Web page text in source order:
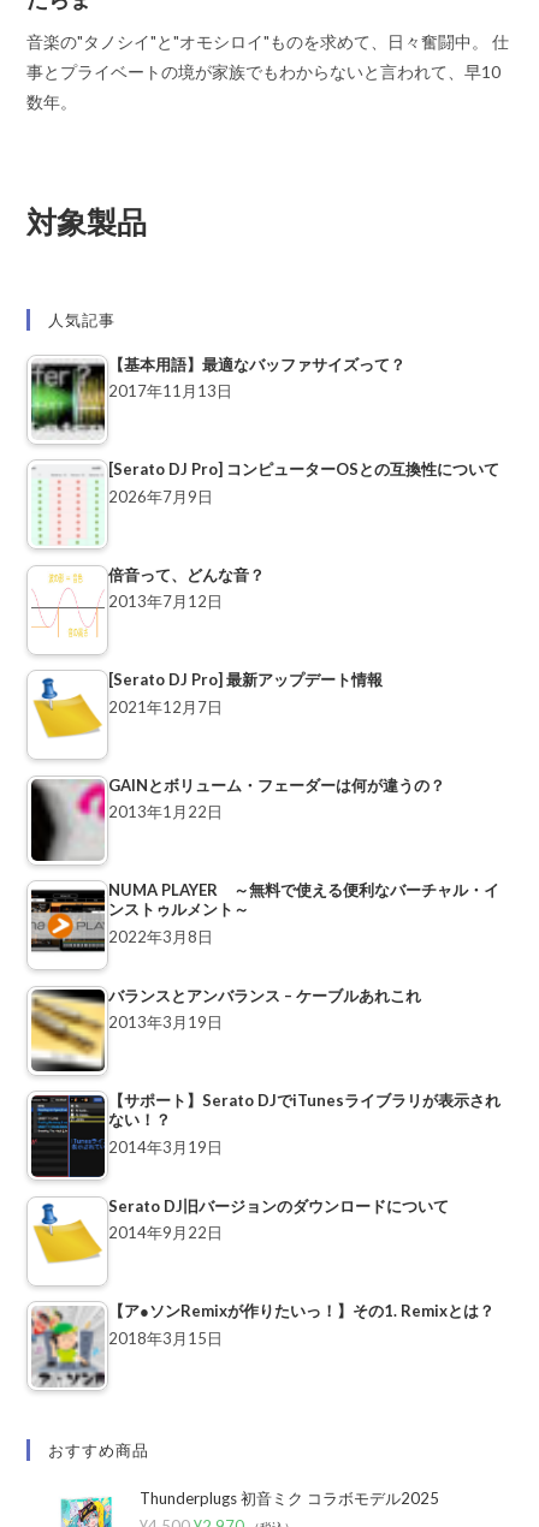
音楽の"タノシイ"と"オモシロイ"ものを求めて、日々奮闘中。 仕
事とプライベートの境が家族でもわからないと言われて、早10
数年。
対象製品
人気記事
【基本用語】最適なバッファサイズって？
2017年11月13日
[Serato DJ Pro] コンピューターOSとの互換性について
2026年7月9日
倍音って、どんな音？
2013年7月12日
[Serato DJ Pro] 最新アップデート情報
2021年12月7日
GAINとボリューム・フェーダーは何が違うの？
2013年1月22日
NUMA PLAYER ～無料で使える便利なバーチャル・イ
ンストゥルメント～
2022年3月8日
バランスとアンバランス – ケーブルあれこれ
2013年3月19日
【サポート】Serato DJでiTunesライブラリが表示され
ない！？
2014年3月19日
Serato DJ旧バージョンのダウンロードについて
2014年9月22日
【ア●ソンRemixが作りたいっ！】その1. Remixとは？
2018年3月15日
おすすめ商品
Thunderplugs 初音ミク コラボモデル2025